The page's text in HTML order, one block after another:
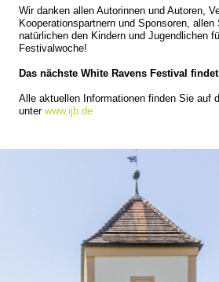
Wir danken allen Autorinnen und Autoren,
Kooperationspartnern und Sponsoren,
natürlichen den Kindern und Jugendlichen
Festivalwoche!
Das nächste White Ravens Festival
Alle aktuellen Informationen finden Sie auf
unterwww.ijb.de